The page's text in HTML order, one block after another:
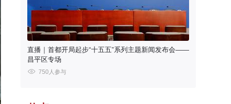
直播｜首都开局起步“十五五”系列主题新闻发布会——
昌平区专场
750人参与